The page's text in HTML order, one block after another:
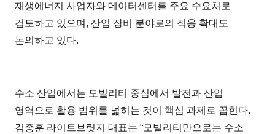
재생에너지 사업자와 데이터센터를 주요 수요처로
검토하고 있으며, 산업 장비 분야로의 적용 확대도
논의하고 있다.
수소 산업에서는 모빌리티 중심에서 발전과 산업
영역으로 활용 범위를 넓히는 것이 핵심 과제로 꼽힌다.
김종훈 라이트브릿지 대표는 “모빌리티만으로는 수소